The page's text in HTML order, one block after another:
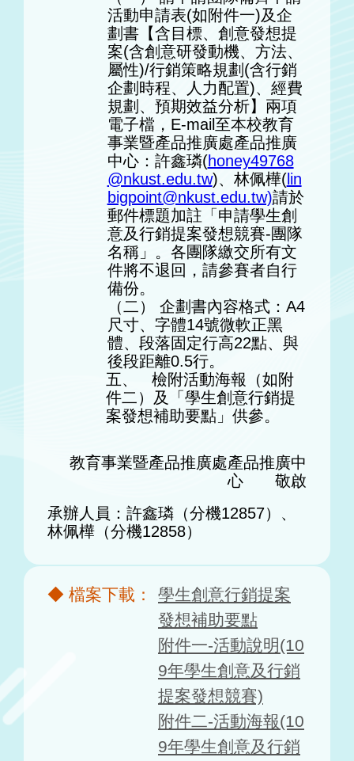
活動申請表(如附件一)及企
劃書【含目標、 創意發想提
案(含創意研發動機、方法、
屬性)/行銷策略規劃(含行銷
企劃時程、人力配置)、經費
規劃、預期效益分析】 兩項
電子檔，E-mail至本校教育
事業暨產品推廣處產品推廣
中心：許鑫璘(honey49768
@nkust.edu.tw)、林佩樺(lin
bigpoint@nkust.edu.tw)請於
郵件標題加註「申請學生創
意及行銷提案發想競賽-團隊
名稱」
。各團隊繳交所有文
件將不退回，請參賽者自行
備份。
（二） 企劃書內容格式：A4
尺寸、字體14號微軟正黑
體、段落固定行高22點、與
後段距離0.5行。
五、 檢附活動海報（如附
件二）及「學生創意行銷提
案發想補助要點」 供參。
教育事業暨產品推廣處產品推廣中
心 敬啟
承辦人員：許鑫璘（分機12857）、
林佩樺（分機12858）
學生創意行銷提案
發想補助要點
附件一-活動說明(10
9年學生創意及行銷
提案發想競賽)
附件二-活動海報(10
9年學生創意及行銷